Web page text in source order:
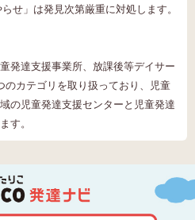
せ」は発見次第厳重に対処します。
発達支援事業所、放課後等デイサー
のカテゴリを取り扱っており、児童
の児童発達支援センターと児童発達
す。